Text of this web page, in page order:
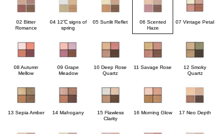
02 Bitter
Romance
04 12℃ signs of
spring
05 Sunlit Reflet
06 Scented
Haze
07 Vintage Petal
08 Autumn
Mellow
09 Grape
Meadow
10 Deep Rose
Quartz
11 Savage Rose
12 Smoky
Quartz
13 Sepia Amber 14 Mahogany
15 Flawless
Clarity
16 Morning Glow 17 Neo Depth